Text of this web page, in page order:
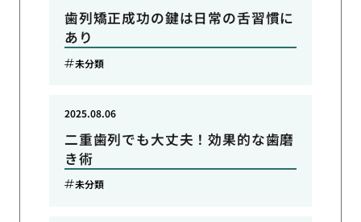
歯列矯正成功の鍵は日常の舌習慣に
あり
未分類
二重歯列でも大丈夫！効果的な歯磨
き術
2025.08.06
未分類